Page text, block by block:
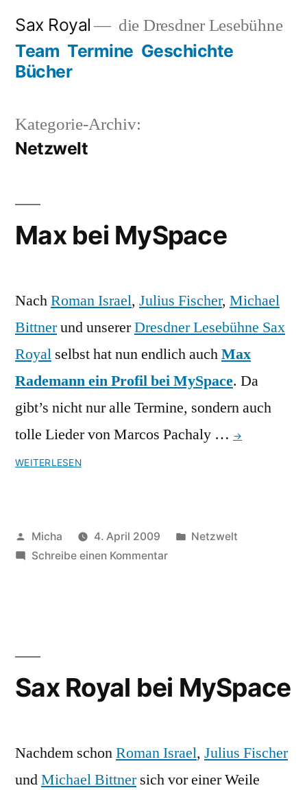
springen
Sax Royal die Dresdner Lesebühne
Team Termine Geschichte
Bücher
Kategorie-Archiv:
Netzwelt
Max bei MySpace
NachRoman Israel, Julius Fischer, Michael
Bittnerund unsererDresdner Lesebühne Sax
Royal selbst hat nun endlich auchMax
Rademann ein Profil bei MySpace. Da
gibt’s nicht nur alle Termine, sondern auch
tolle Lieder von Marcos Pachaly … →
WEITERLESEN
Veröffentlicht
von
Micha 4. April 2009
Veröffentlicht
Netzwelt
Schreibe einen Kommentarzu
Sax Royal bei MySpace
Nachdem schonRoman Israel, Julius Fischer
undMichael Bittnersich vor einer Weile